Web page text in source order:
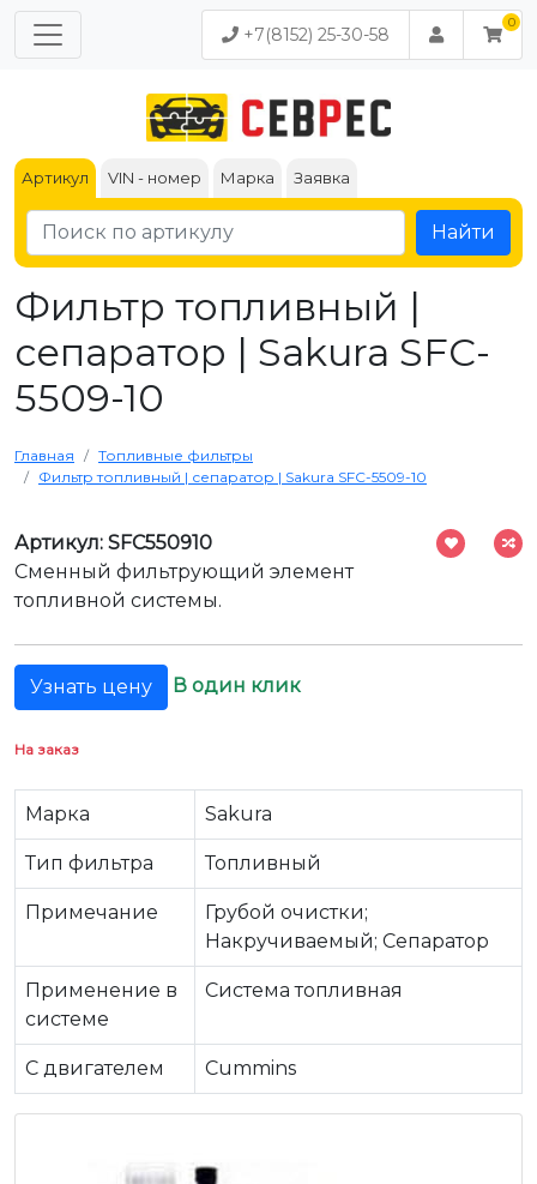
+7(8152) 25-30-58
Артикул VIN - номер Марка Заявка
Найти
Фильтр топливный |
сепаратор | Sakura SFC-
5509-10
Главная
Топливные фильтры
Фильтр топливный | сепаратор | Sakura SFC-5509-10
Артикул: SFC550910
Сменный фильтрующий элемент
топливной системы.
Узнать цену В один клик
На заказ
Марка Sakura
Тип фильтра Топливный
Примечание
Грубой очистки;
Накручиваемый; Сепаратор
Применение в
системе
Система топливная
C двигателем Cummins